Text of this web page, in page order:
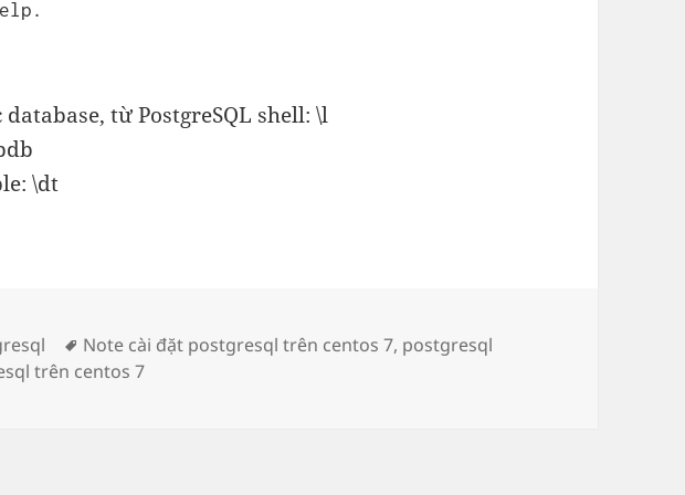
từ PostgreSQL shell: \l
\dt
Thẻ
Note cài đặt postgresql trên centos 7, postgresql
trên centos 7